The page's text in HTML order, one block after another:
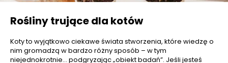
Rośliny trujące dla kotów
Koty to wyjątkowo ciekawe świata stworzenia, które wiedzę o
nim gromadzą w bardzo różny sposób – w tym
niejednokrotnie… podgryzając „obiekt badań”. Jeśli jesteś